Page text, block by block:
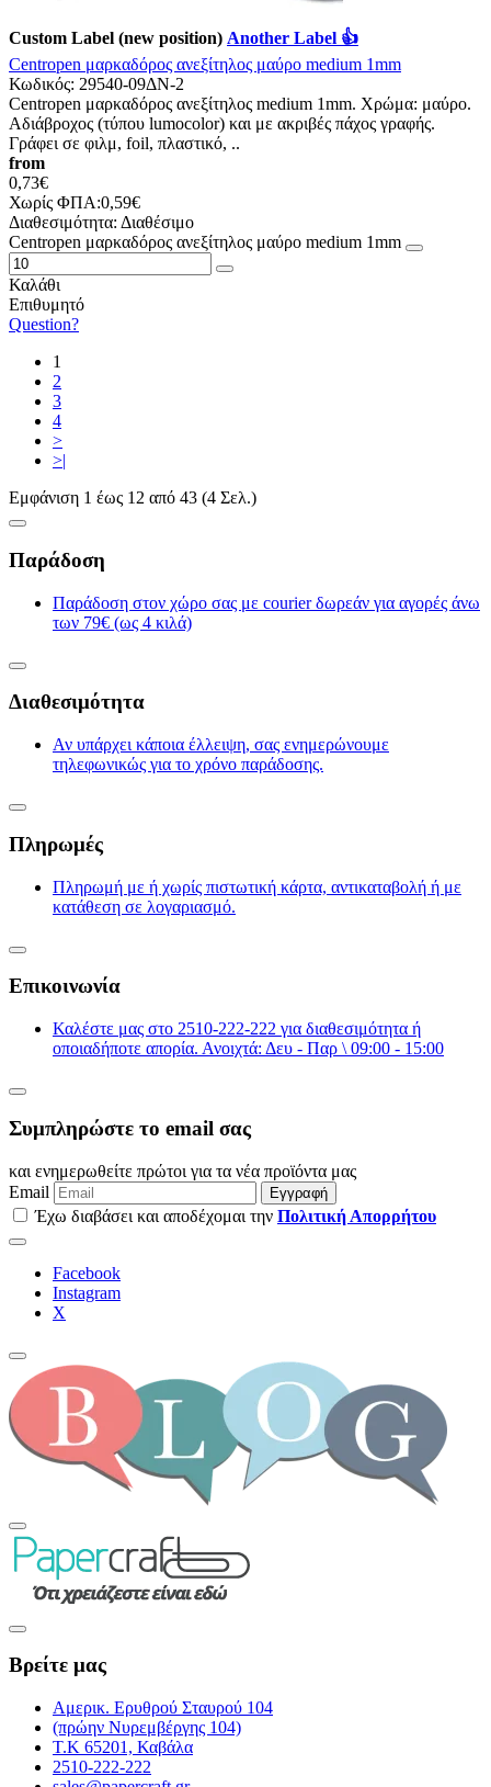
Custom Label (new position) Another Label 👍
Centropen μαρκαδόρος ανεξίτηλος μαύρο medium 1mm
Κωδικός: 29540-09ΔΝ-2
Centropen μαρκαδόρος ανεξίτηλος medium 1mm. Χρώμα: μαύρο.
Αδιάβροχος (τύπου lumocolor) και με ακριβές πάχος γραφής.
Γράφει σε φιλμ, foil, πλαστικό, ..
from
0,73€
Χωρίς ΦΠΑ:0,59€
Διαθεσιμότητα: Διαθέσιμο
Centropen μαρκαδόρος ανεξίτηλος μαύρο medium 1mm
Καλάθι
Επιθυμητό
Question?
1
2
3
4
>
>|
Εμφάνιση 1 έως 12 από 43 (4 Σελ.)
Παράδοση
Παράδοση στον χώρο σας με courier δωρεάν για αγορές άνω
των 79€ (ως 4 κιλά)
Διαθεσιμότητα
Αν υπάρχει κάποια έλλειψη, σας ενημερώνουμε
τηλεφωνικώς για το χρόνο παράδοσης.
Πληρωμές
Πληρωμή με ή χωρίς πιστωτική κάρτα, αντικαταβολή ή με
κατάθεση σε λογαριασμό.
Επικοινωνία
Καλέστε μας στο 2510-222-222 για διαθεσιμότητα ή
οποιαδήποτε απορία. Ανοιχτά: Δευ - Παρ \ 09:00 - 15:00
Συμπληρώστε το email σας
και ενημερωθείτε πρώτοι για τα νέα προϊόντα μας
Email
Εγγραφή
Έχω διαβάσει και αποδέχομαι την Πολιτική Απορρήτου
Facebook
Instagram
Χ
Βρείτε μας
Αμερικ. Ερυθρού Σταυρού 104
(πρώην Νυρεμβέργης 104)
Τ.Κ 65201, Καβάλα
2510-222-222